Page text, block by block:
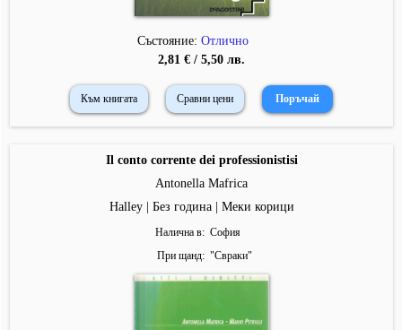
Състояние: Отлично
2,81 € / 5,50 лв.
Към книгата Сравни цени
Il conto corrente dei professionistisi
Antonella Mafrica
Halley | Без година | Меки корици
Налична в
София
При щанд
"Свраки"